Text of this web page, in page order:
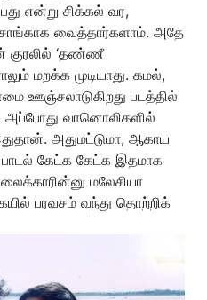
என்று சிக்கல் வர,
வைத்தார்களாம். அதே
குரலில் ‘தண்ணீ
மறக்க முடியாது. கமல்,
ஊஞ்சலாடுகிறது படத்தில்
அப்போது வானொலிகளில்
அதுமட்டுமா, ஆகாய
கேட்க கேட்க இதமாக
மலேசியா
பரவசம் வந்து தொற்றிக்